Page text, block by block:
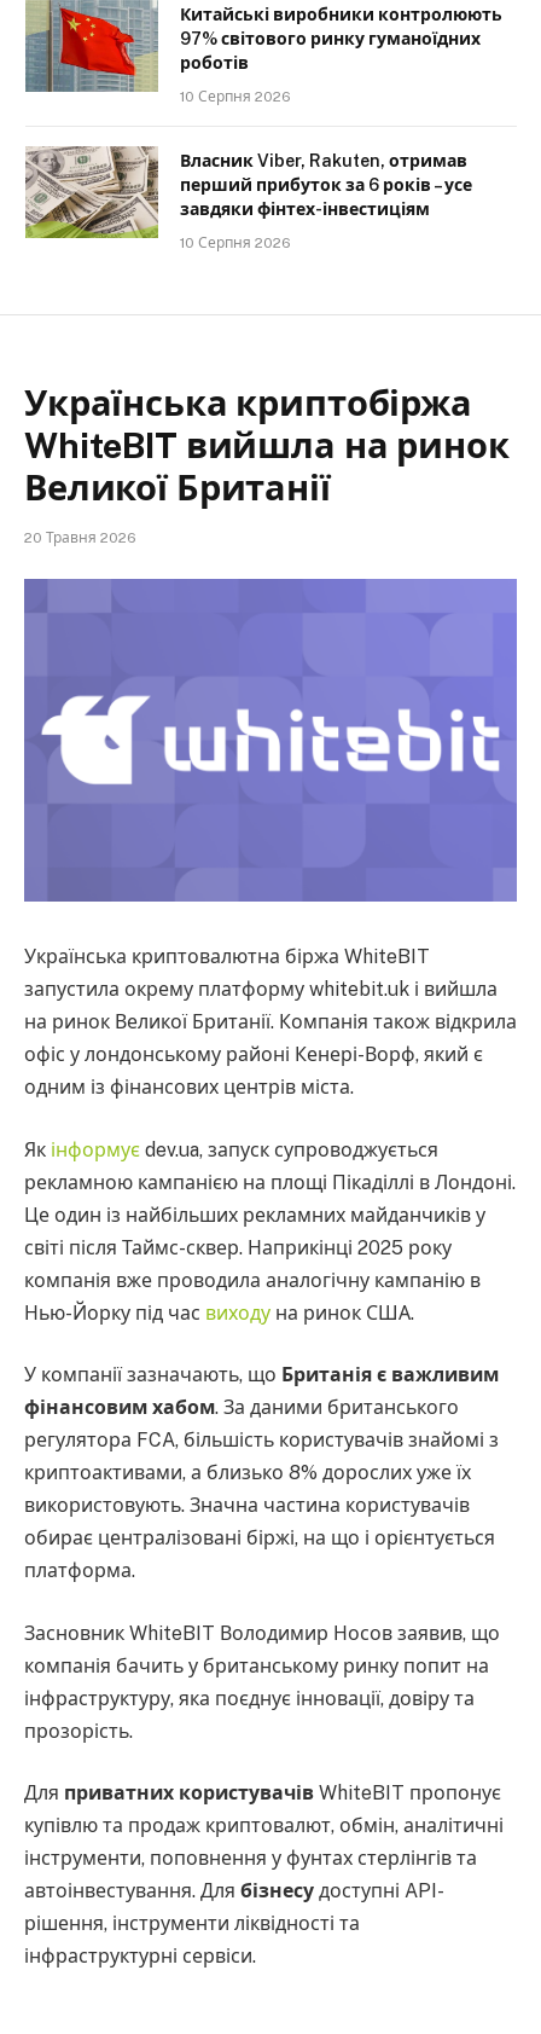
Китайські виробники контролюють
97% світового ринку гуманоїдних
роботів
10 Серпня 2026
Власник Viber, Rakuten, отримав
перший прибуток за 6 років – усе
завдяки фінтех-інвестиціям
10 Серпня 2026
Українська криптобіржа
WhiteBIT вийшла на ринок
Великої Британії
20 Травня 2026
Українська криптовалютна біржа WhiteBIT
запустила окрему платформу whitebit.uk і вийшла
на ринок Великої Британії. Компанія також відкрила
офіс у лондонському районі Кенері-Ворф, який є
одним із фінансових центрів міста.
Як інформує dev.ua, запуск супроводжується
рекламною кампанією на площі Пікаділлі в Лондоні.
Це один із найбільших рекламних майданчиків у
світі після Таймс-сквер. Наприкінці 2025 року
компанія вже проводила аналогічну кампанію в
Нью-Йорку під час виходу на ринок США.
У компанії зазначають, що Британія є важливим
фінансовим хабом. За даними британського
регулятора FCA, більшість користувачів знайомі з
криптоактивами, а близько 8% дорослих уже їх
використовують. Значна частина користувачів
обирає централізовані біржі, на що і орієнтується
платформа.
Засновник WhiteBIT Володимир Носов заявив, що
компанія бачить у британському ринку попит на
інфраструктуру, яка поєднує інновації, довіру та
прозорість.
Для приватних користувачів WhiteBIT пропонує
купівлю та продаж криптовалют, обмін, аналітичні
інструменти, поповнення у фунтах стерлінгів та
автоінвестування. Для бізнесу доступні API-
рішення, інструменти ліквідності та
інфраструктурні сервіси.